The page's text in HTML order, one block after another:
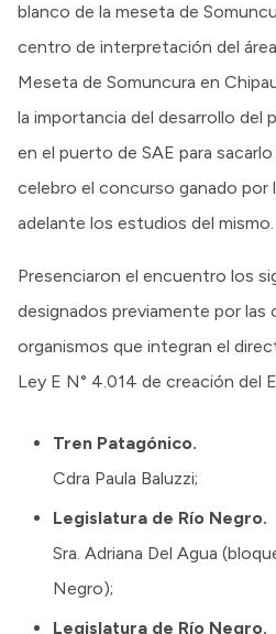
blanco de la meseta de
centro de interpretación del
Meseta de Somuncura en
la importancia del desarrollo del
en el puerto de SAE para
celebro el concurso ganado por
adelante los estudios del mismo.
Presenciaron el encuentro los
designados previamente por las
organismos que integran el
Ley E N° 4.014 de creación del
Tren Patagónico.
Cdra Paula Baluzzi;
Legislatura de Río Negro.
Sra. Adriana Del Agua
Negro);
Legislatura de Río Negro.